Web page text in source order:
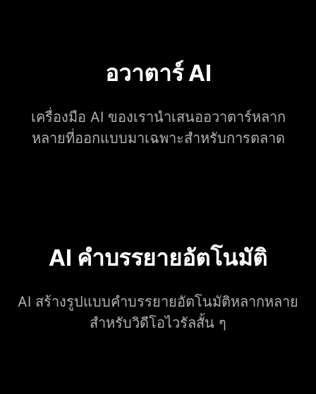
อวาตาร์ AI
เครื่องมือ AI ของเรานำเสนออวาตาร์หลาก
หลายที่ออกแบบมาเฉพาะสำหรับการตลาด
AI คำบรรยายอัตโนมัติ
AI สร้างรูปแบบคำบรรยายอัตโนมัติหลากหลาย
สำหรับวิดีโอไวรัลสั้น ๆ